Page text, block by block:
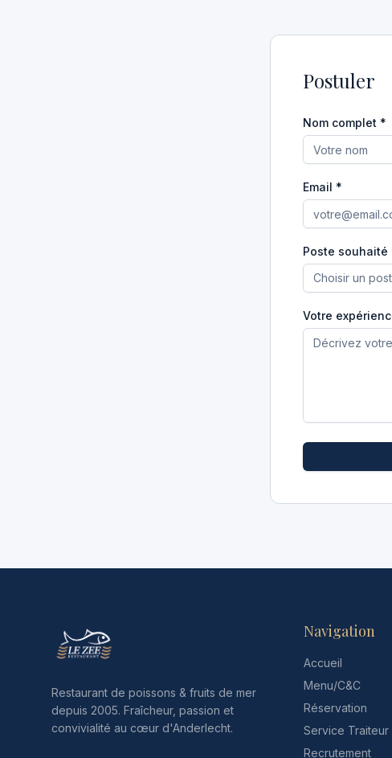
Postuler
Nom complet *
Email *
Poste souhaité
Choisir un
Votre
Restaurant de poissons & fruits de mer
depuis 2005. Fraîcheur, passion et
convivialité au cœur d'Anderlecht.
Navigation
Accueil
Menu/C&C
Réservation
Service Traiteur
Recrutement